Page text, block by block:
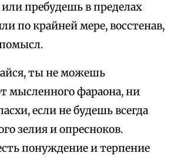
пребудешь в пределах
по крайней мере, восстенав,
ты не можешь
мысленного фараона, ни
если не будешь всегда
зелия и опресноков.
понуждение и терпение